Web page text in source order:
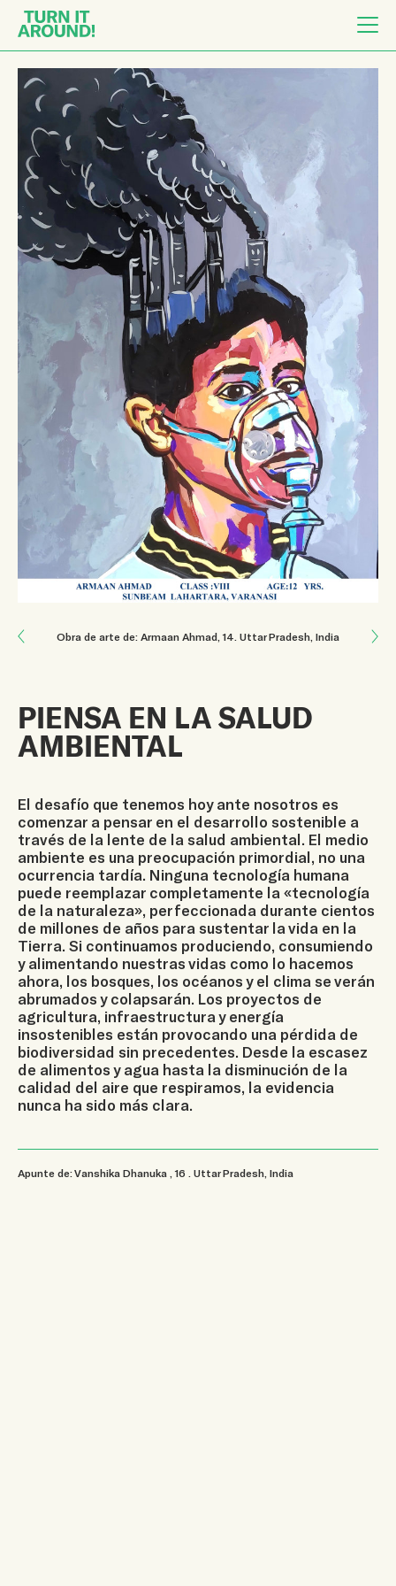
Obra de arte de: Armaan Ahmad , 14 Uttar Pradesh, India
PIENSA EN LA SALUD
AMBIENTAL
El desafío que tenemos hoy ante nosotros es
comenzar a pensar en el desarrollo sostenible a
través de la lente de la salud ambiental. El medio
ambiente es una preocupación primordial, no una
ocurrencia tardía. Ninguna tecnología humana
puede reemplazar completamente la «tecnología
de la naturaleza», perfeccionada durante cientos
de millones de años para sustentar la vida en la
Tierra. Si continuamos produciendo, consumiendo
y alimentando nuestras vidas como lo hacemos
ahora, los bosques, los océanos y el clima se verán
abrumados y colapsarán. Los proyectos de
agricultura, infraestructura y energía
insostenibles están provocando una pérdida de
biodiversidad sin precedentes. Desde la escasez
de alimentos y agua hasta la disminución de la
calidad del aire que respiramos, la evidencia
nunca ha sido más clara.
Apunte de: Vanshika Dhanuka , 16 Uttar Pradesh, India